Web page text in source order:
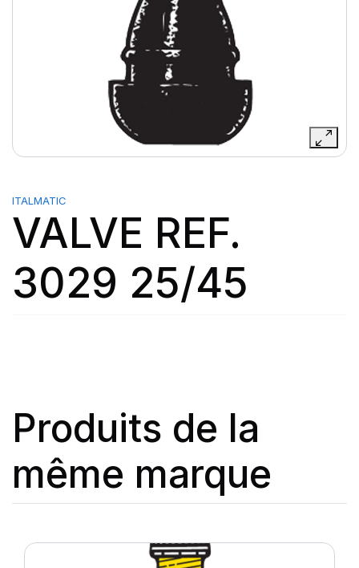
ITALMATIC
VALVE REF.
3029 25/45
Produits de la
même marque